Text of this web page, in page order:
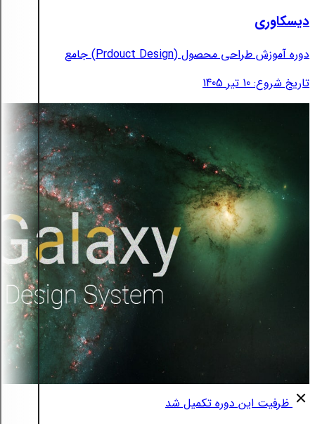
دیسکاوری
دوره آموزش طراحی محصول (Prdouct Design) جامع
تاریخ شروع: 10 تیر 1405
ظرفیت این دوره تکمیل شد